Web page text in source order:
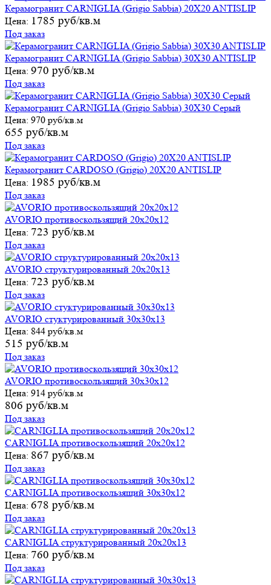
Керамогранит CARNIGLIA (Grigio Sabbia) 20X20 ANTISLIP
Цена: 1785 руб/кв.м
Под заказ
Керамогранит CARNIGLIA (Grigio Sabbia) 30X30 ANTISLIP
Цена: 970 руб/кв.м
Под заказ
Керамогранит CARNIGLIA (Grigio Sabbia) 30X30 Серый
Цена: 970 руб/кв.м
655 руб/кв.м
Под заказ
Керамогранит CARDOSO (Grigio) 20X20 ANTISLIP
Цена: 1985 руб/кв.м
Под заказ
AVORIO противоскользящий 20х20х12
Цена: 723 руб/кв.м
Под заказ
AVORIO структурированный 20х20х13
Цена: 723 руб/кв.м
Под заказ
AVORIO стуктурированный 30х30х13
Цена: 844 руб/кв.м
515 руб/кв.м
Под заказ
AVORIO противоскользящий 30х30х12
Цена: 914 руб/кв.м
806 руб/кв.м
Под заказ
CARNIGLIA противоскользящий 20х20х12
Цена: 867 руб/кв.м
Под заказ
CARNIGLIA противоскользящий 30х30х12
Цена: 678 руб/кв.м
Под заказ
CARNIGLIA структурированный 20х20х13
Цена: 760 руб/кв.м
Под заказ